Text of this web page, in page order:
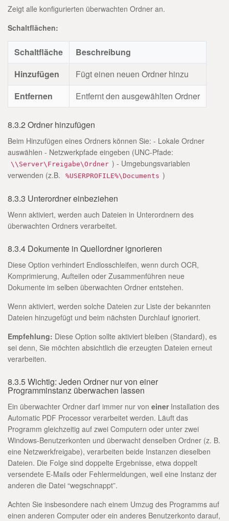
Zeigt alle konfigurierten überwachten Ordner an.
Schaltflächen:
Schaltfläche
Beschreibung
Hinzufügen
Fügt einen neuen Ordner hinzu
Entfernen
Entfernt den ausgewählten Ordner
8.3.2 Ordner hinzufügen
Beim Hinzufügen eines Ordners können Sie: - Lokale Ordner
auswählen - Netzwerkpfade eingeben (UNC-Pfade:
\\Server\Freigabe\Ordner ) - Umgebungsvariablen
verwenden (z.B.
%USERPROFILE%\Documents )
8.3.3 Unterordner einbeziehen
Wenn aktiviert, werden auch Dateien in Unterordnern des
überwachten Ordners verarbeitet.
8.3.4 Dokumente in Quellordner ignorieren
Diese Option verhindert Endlosschleifen, wenn durch OCR,
Komprimierung, Aufteilen oder Zusammenführen neue
Dokumente im selben überwachten Ordner entstehen.
Wenn aktiviert, werden solche Dateien zur Liste der bekannten
Dateien hinzugefügt und beim nächsten Durchlauf ignoriert.
Empfehlung: Diese Option sollte aktiviert bleiben (Standard), es
sei denn, Sie möchten absichtlich die erzeugten Dateien erneut
verarbeiten.
8.3.5 Wichtig: Jeden Ordner nur von einer
Programminstanz überwachen lassen
Ein überwachter Ordner darf immer nur von einerInstallation des
Automatic PDF Processor verarbeitet werden. Läuft das
Programm gleichzeitig auf zwei Computern oder unter zwei
Windows-Benutzerkonten und überwacht denselben Ordner (z. B.
eine Netzwerkfreigabe), verarbeiten beide Instanzen dieselben
Dateien. Die Folge sind doppelte Ergebnisse, etwa doppelt
versendete E-Mails oder Fehlermeldungen, weil eine Instanz der
anderen die Datei “wegschnappt”.
Achten Sie insbesondere nach einem Umzug des Programms auf
einen anderen Computer oder ein anderes Benutzerkonto darauf,